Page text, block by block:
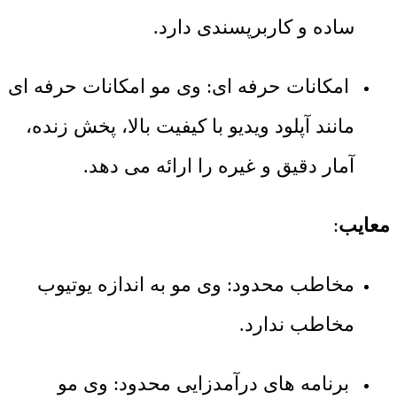
ساده و کاربرپسندی دارد.
امکانات حرفه ای: وی مو امکانات حرفه ای
مانند آپلود ویدیو با کیفیت بالا، پخش زنده،
آمار دقیق و غیره را ارائه می دهد.
معایب:
مخاطب محدود: وی مو به اندازه یوتیوب
مخاطب ندارد.
برنامه های درآمدزایی محدود: وی مو